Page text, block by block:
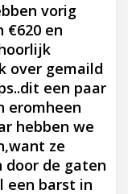
vorig
€620 en
over gemaild
een paar
eromheen
hebben we
ze
door de gaten
een barst in